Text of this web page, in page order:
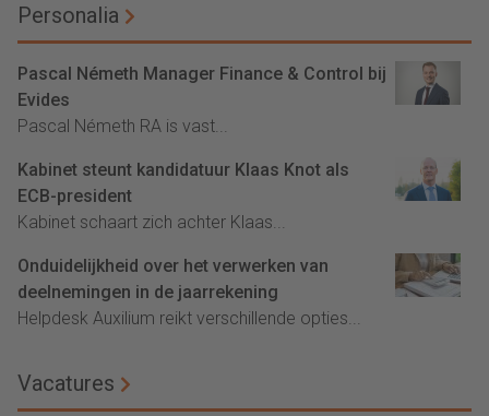
Personalia
Pascal Németh Manager Finance & Control bij
Evides
Pascal Németh RA is vast...
Kabinet steunt kandidatuur Klaas Knot als
ECB-president
Kabinet schaart zich achter Klaas...
Onduidelijkheid over het verwerken van
deelnemingen in de jaarrekening
Helpdesk Auxilium reikt verschillende opties...
Vacatures